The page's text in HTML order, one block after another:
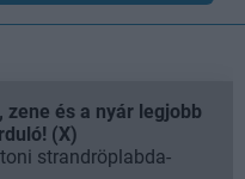
zene és a nyár legjobb
(X)
strandröplabda-